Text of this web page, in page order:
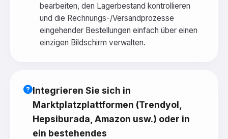
bearbeiten, den Lagerbestand kontrollieren
und die Rechnungs-/Versandprozesse
eingehender Bestellungen einfach über einen
einzigen Bildschirm verwalten.
Integrieren Sie sich in
Marktplatzplattformen (Trendyol,
Hepsiburada, Amazon usw.) oder in
ein bestehendes